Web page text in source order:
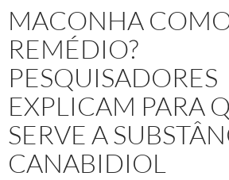
MACONHA
REMÉDIO?
PESQUISADORES
EXPLICAM PARA
SERVE A
CANABIDIOL